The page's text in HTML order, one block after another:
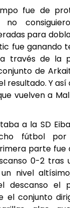
fue de
no
para
fue ganando
través de la
de
resultado. Y
vuelven a
a la SD
fútbol
parte fue
0-2 tras
nivel
descanso el
el conjunto